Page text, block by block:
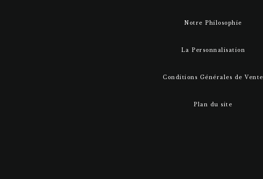
Notre Philosophie
La Personnalisation
Conditions Générales de Vente
Plan du site